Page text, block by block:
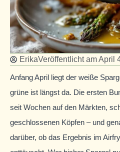
ErikaVeröffentlicht amApril
Anfang April liegt der weiße
grüne ist längst da. Die ersten
seit Wochen auf den Märkten,
geschlossenen Köpfen – und
darüber, ob das Ergebnis im